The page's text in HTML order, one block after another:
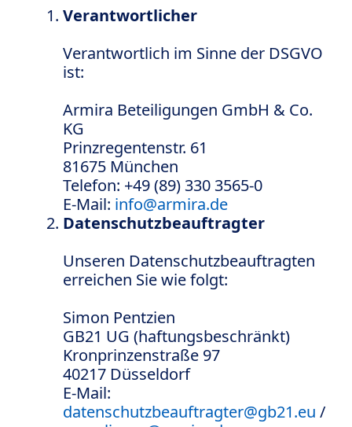
Verantwortlicher
Verantwortlich im Sinne der DSGVO
ist:
Armira Beteiligungen GmbH & Co.
KG
Prinzregentenstr. 61
81675 München
Telefon: +49 (89) 330 3565-0
E-Mail: info@armira.de
Datenschutzbeauftragter
Unseren Datenschutzbeauftragten
erreichen Sie wie folgt:
Simon Pentzien
GB21 UG (haftungsbeschränkt)
Kronprinzenstraße 97
40217 Düsseldorf
E-Mail:
datenschutzbeauftragter@gb21.eu /